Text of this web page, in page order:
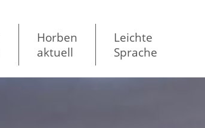
Horben
aktuell
Leichte
Sprache